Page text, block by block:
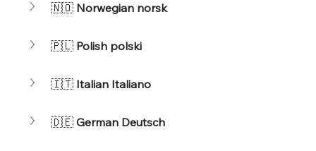
🇳🇴 Norwegian norsk
🇵🇱 Polish polski
🇮🇹 Italian Italiano
🇩🇪 German Deutsch